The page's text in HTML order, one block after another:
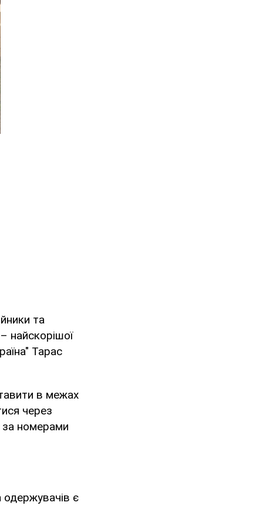
та
найскорішої
Тарас
в межах
через
номерами
одержувачів є